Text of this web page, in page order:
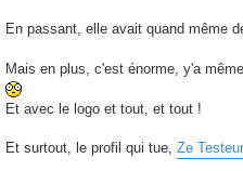
En passant, elle avait quand même
Mais en plus, c'est énorme, y'a
Et avec le logo et tout, et tout !
Et surtout, le profil qui tue, Ze